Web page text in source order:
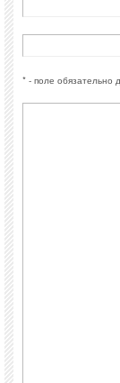
* - поле обязательно